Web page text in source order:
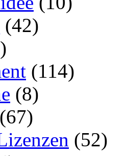
(42)
(114)
(8)
(67)
(52)